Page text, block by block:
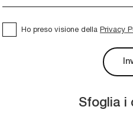
Sfoglia i
Ho preso visione della Privacy